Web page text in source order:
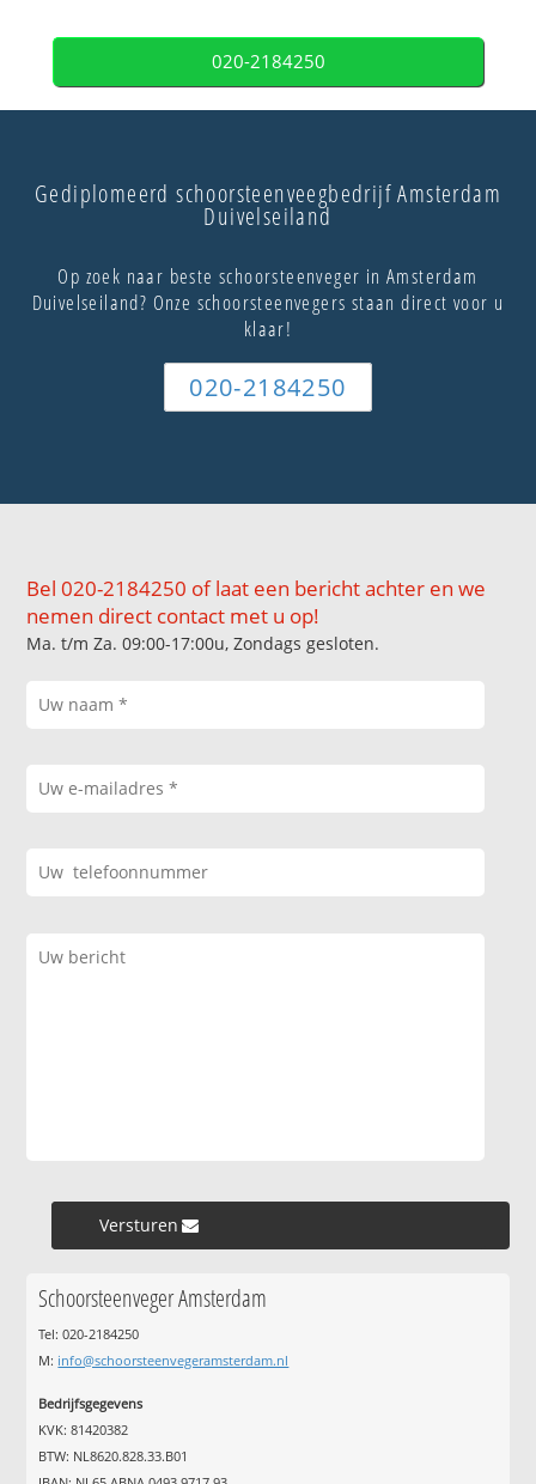
020-2184250
Gediplomeerd schoorsteenveegbedrijf Amsterdam
Duivelseiland
Op zoek naar beste schoorsteenveger in Amsterdam
Duivelseiland? Onze schoorsteenvegers staan direct voor u
klaar!
020-2184250
Bel 020-2184250 of laat een bericht achter en we
nemen direct contact met u op!
Ma. t/m Za. 09:00-17:00u, Zondags gesloten.
Versturen »
Schoorsteenveger Amsterdam
Tel: 020-2184250
M: info@schoorsteenvegeramsterdam.nl
Bedrijfsgegevens
KVK: 81420382
BTW: NL8620.828.33.B01